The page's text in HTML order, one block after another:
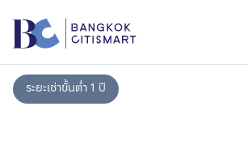
ระยะเช่าขั้นต่ำ 1 ปี